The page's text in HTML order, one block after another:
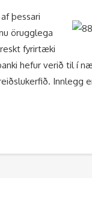
þessari
örugglega
fyrirtæki
hefur verið til í
Innlegg